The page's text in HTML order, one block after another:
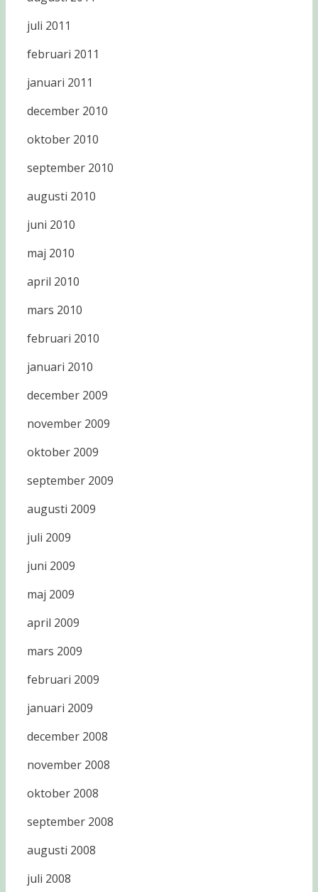
juli 2011
februari 2011
januari 2011
december 2010
oktober 2010
september 2010
augusti 2010
juni 2010
maj 2010
april 2010
mars 2010
februari 2010
januari 2010
december 2009
november 2009
oktober 2009
september 2009
augusti 2009
juli 2009
juni 2009
maj 2009
april 2009
mars 2009
februari 2009
januari 2009
december 2008
november 2008
oktober 2008
september 2008
augusti 2008
juli 2008